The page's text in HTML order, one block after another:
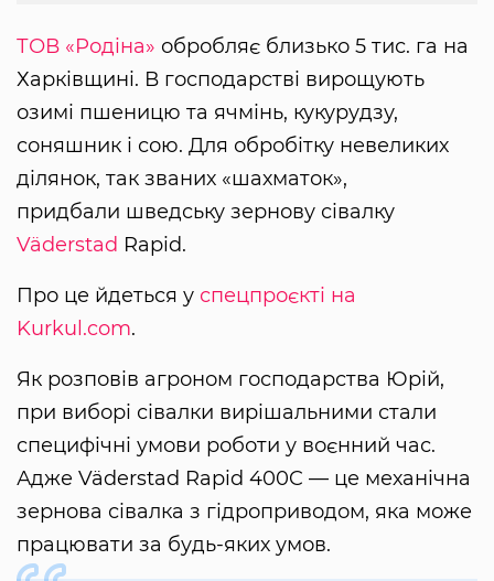
ТОВ «Родіна» обробляє близько 5 тис. га на
Харківщині. В господарстві вирощують
озимі пшеницю та ячмінь, кукурудзу,
соняшник і сою. Для обробітку невеликих
ділянок, так званих «шахматок»,
придбали шведську зернову сівалку
Väderstad Rapid.
Про це йдеться у спецпроєкті на
Kurkul.com.
Як розповів агроном господарства Юрій,
при виборі сівалки вирішальними стали
специфічні умови роботи у воєнний час.
Адже Väderstad Rapid 400C — це механічна
зернова сівалка з гідроприводом, яка може
працювати за будь-яких умов.